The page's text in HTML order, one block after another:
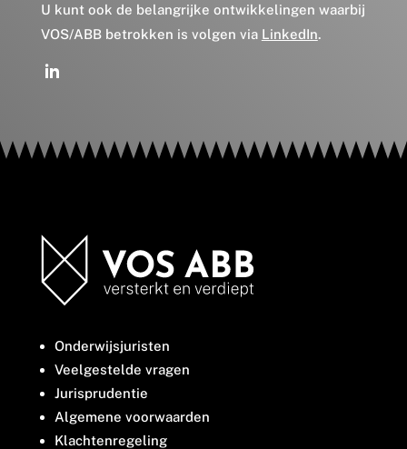
U kunt ook de belangrijke ontwikkelingen waarbij
VOS/ABB betrokken is volgen via LinkedIn.
Onderwijsjuristen
Veelgestelde vragen
Jurisprudentie
Algemene voorwaarden
Klachtenregeling